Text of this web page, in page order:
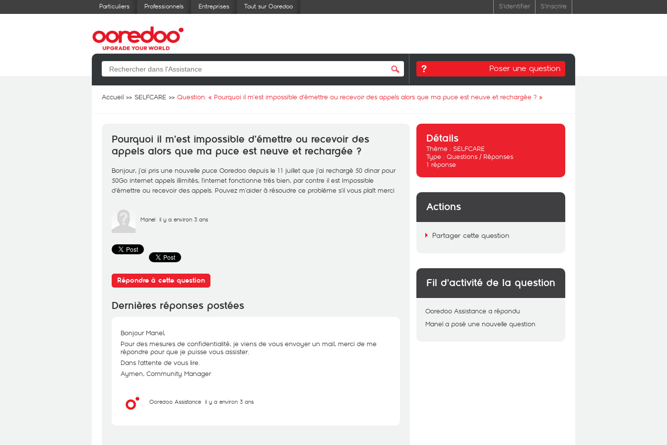
Particuliers Professionnels Entreprises Tout sur Ooredoo S'identifier S'inscrire
Poser une question
Accueil SELFCARE Question: « Pourquoi il m’est impossible d’émettre ou recevoir des appels alors que ma puce est neuve et rechargée ? »
Pourquoi il m’est impossible d’émettre ou recevoir des
appels alors que ma puce est neuve et rechargée ?
Bonjour, j’ai pris une nouvelle puce Ooredoo depuis le 11 juillet que j’ai rechargé 50 dinar pour
50Go internet appels illimités, l’internet fonctionne très bien, par contre il est Impossible
d’émettre ou recevoir des appels. Pouvez m’aider à résoudre ce problème s’il vous plaît merci
Manel il y a environ 3 ans
Répondre à cette question
Dernières réponses postées
Bonjour Manel,
Pour des mesures de confidentialité, je viens de vous envoyer un mail, merci de me
répondre pour que je puisse vous assister.
Dans l'attente de vous lire.
Aymen, Community Manager
Ooredoo Assistance il y a environ 3 ans
Détails
Thème : SELFCARE
Type : Questions / Réponses
1 réponse
Actions
Partager cette question
Fil d'activité de la question
Ooredoo Assistance a répondu
Manel a posé une nouvelle question